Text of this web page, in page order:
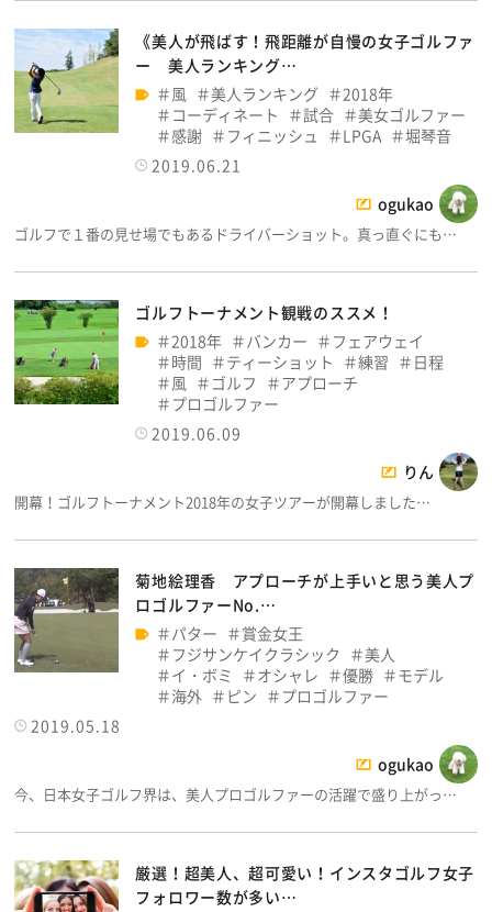
《美人が飛ばす！飛距離が自慢の女子ゴルファ
ー 美人ランキング…
風
美人ランキング
2018年
コーディネート
試合
美女ゴルファー
感謝
フィニッシュ LPGA
堀琴音
2019.06.21
ogukao
ゴルフで１番の見せ場でもあるドライバーショット。真っ直ぐにも…
ゴルフトーナメント観戦のススメ！
2018年
バンカー
フェアウェイ
時間
ティーショット 練習
日程
風
ゴルフ
アプローチ
プロゴルファー
2019.06.09
りん
開幕！ゴルフトーナメント2018年の女子ツアーが開幕しました…
菊地絵理香 アプローチが上手いと思う美人プ
ロゴルファーNo.…
パター
賞金女王
フジサンケイクラシック
美人
イ・ボミ
オシャレ 優勝
モデル
海外
ピン
プロゴルファー
2019.05.18
ogukao
今、日本女子ゴルフ界は、美人プロゴルファーの活躍で盛り上がっ…
厳選！超美人、超可愛い！インスタゴルフ女子
フォロワー数が多い…